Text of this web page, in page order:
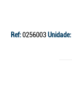
Ref:0256003Unidade: